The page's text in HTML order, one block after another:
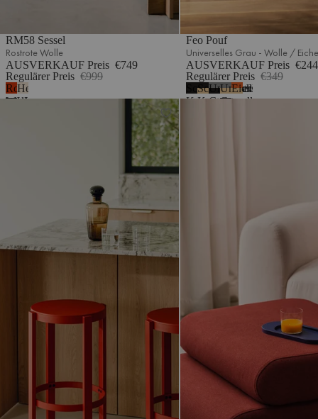
RM58 Sessel
Rostrote Wolle
AUSVERKAUF Preis €749
Regulärer Preis €999
Rostrote
Wolle
Hellbeige
Wolle
Feo Pouf
Universelles Grau - Wolle / Eiche
AUSVERKAUF Preis €244
Regulärer Preis €349
Schwarze
Krawattenwolle
Schwarze
KrawattenwolleEiche
Universelles
Grau
Universelles
Grau
Eiche
2